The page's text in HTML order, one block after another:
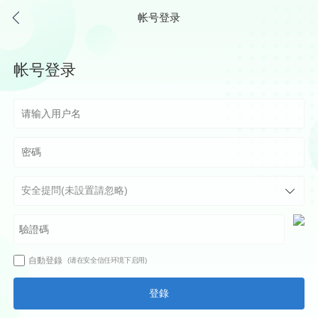
帐号登录
帐号登录
自動登錄 (请在安全信任环境下启用)
登錄